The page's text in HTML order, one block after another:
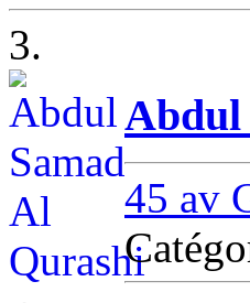
3.
Abdul
45 av